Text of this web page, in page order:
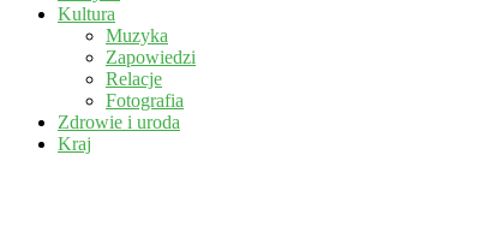
Kultura
Muzyka
Zapowiedzi
Relacje
Fotografia
Zdrowie i uroda
Kraj